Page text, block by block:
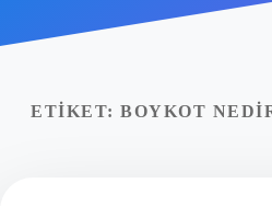
Yasal Uyarı
ETIKET: BOYKOT